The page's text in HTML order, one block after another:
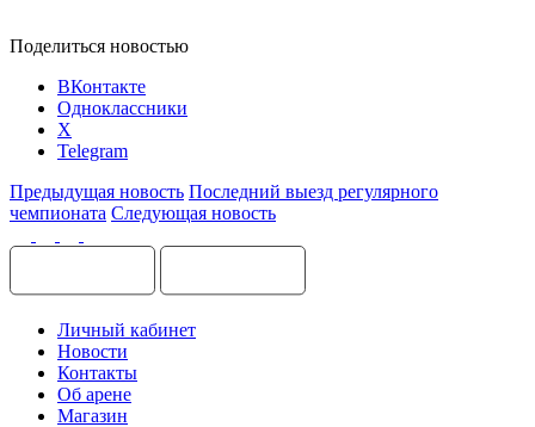
Поделиться новостью
ВКонтакте
Одноклассники
X
Telegram
Предыдущая новость Последний выезд регулярного
чемпионата Следующая новость
Личный кабинет
Новости
Контакты
Об арене
Магазин